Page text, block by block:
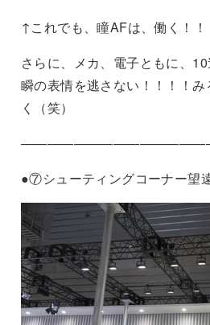
↑これでも、瞳AFは、働く！！
さらに、メカ、電子ともに、
瞬の表情を逃さない！！！！
く（笑）
●⑦シューティングコーナー望